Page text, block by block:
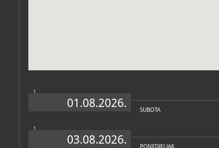
1
01.08.2026. SUBOTA
1
03.08.2026. PONEDJELJAK